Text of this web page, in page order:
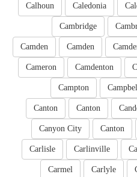
Caledonia
Calhoun
Cambridge
Camden
Camden
Camdenton
Cameron
Campton
Canton
Canton
Canton
Canyon City
Carlinville
Carlisle
Carlyle
Carmel